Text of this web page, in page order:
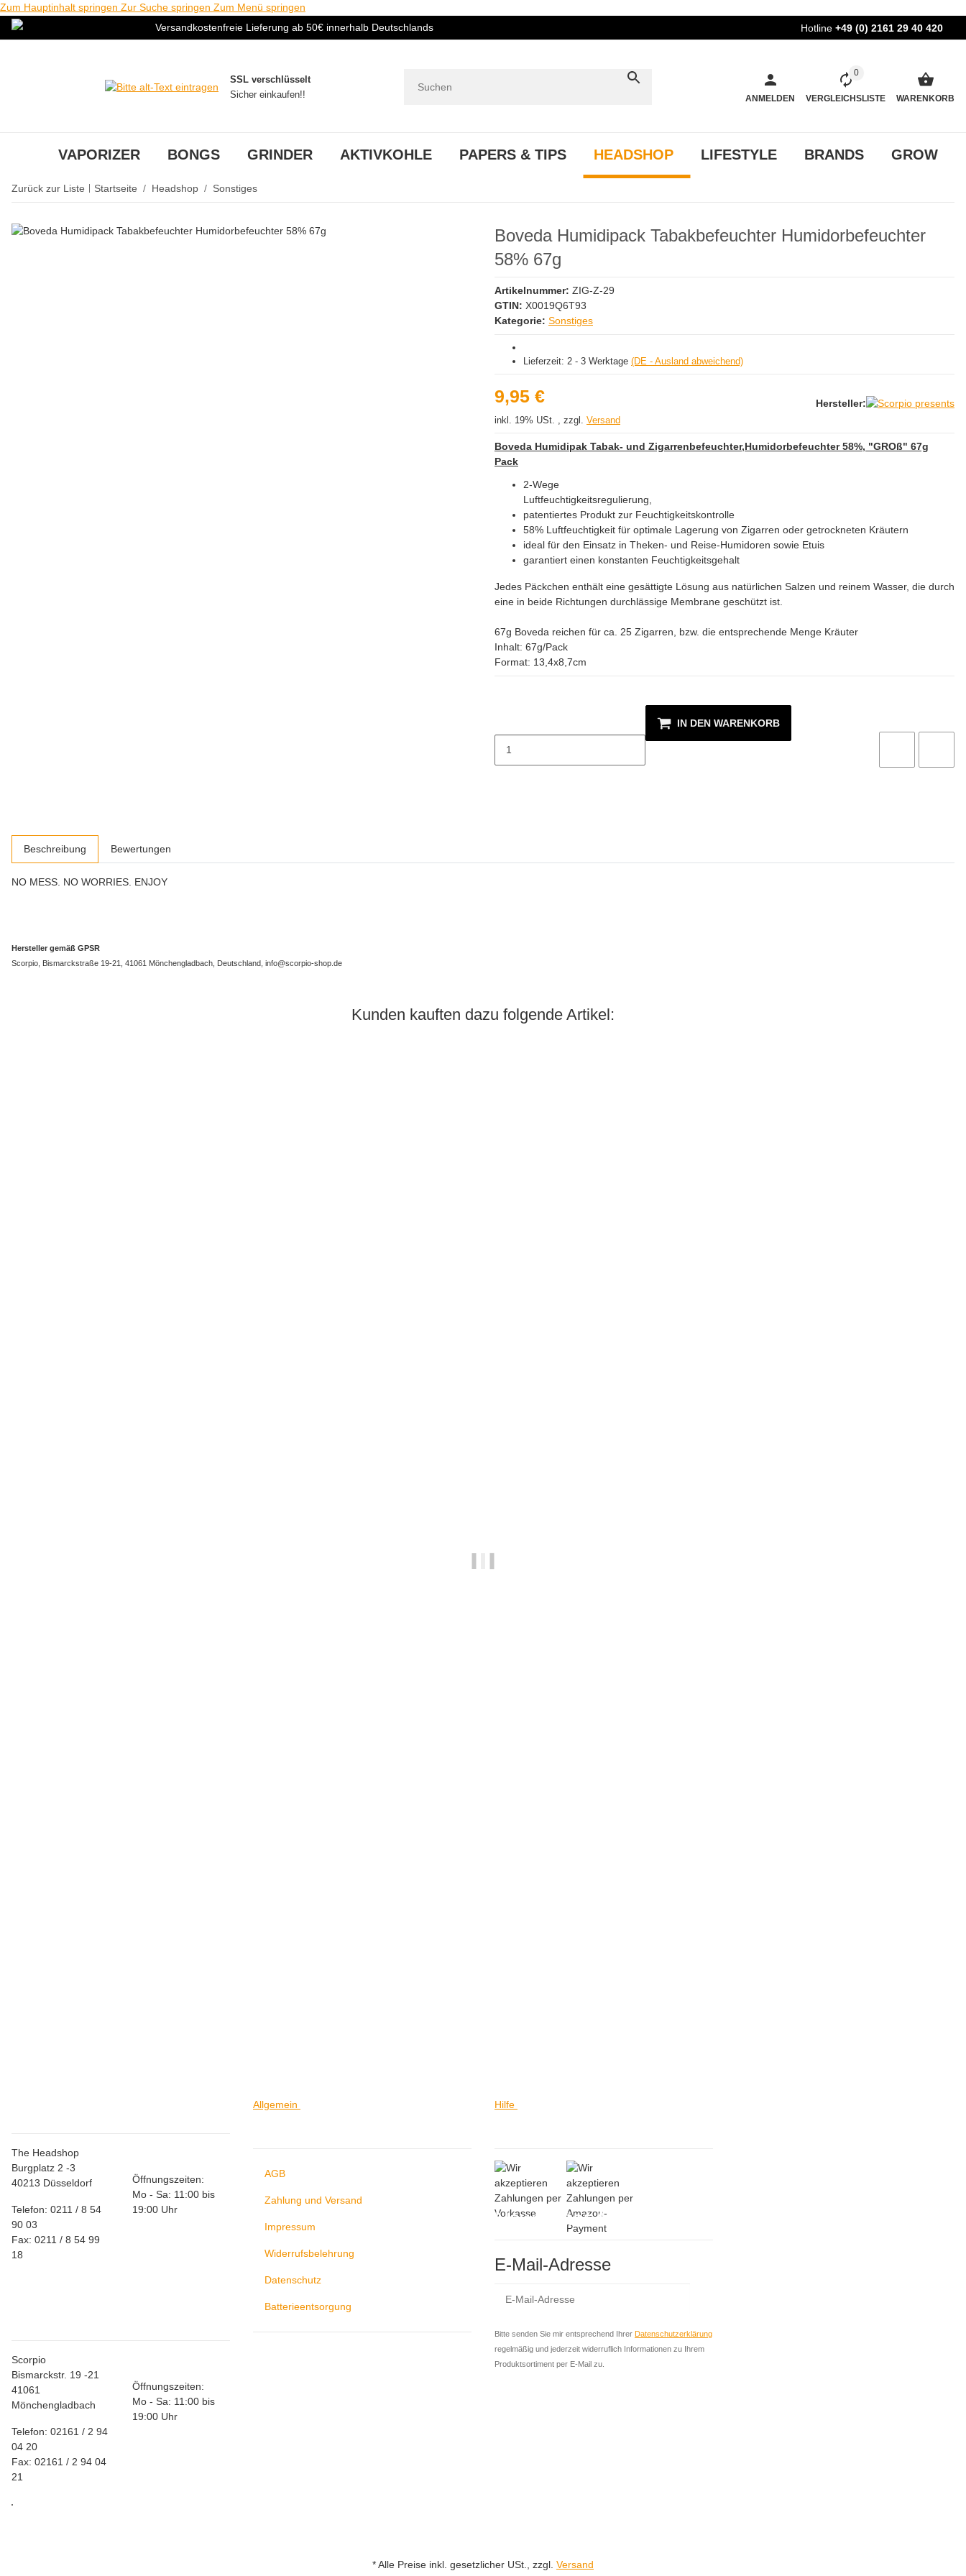
Zum Hauptinhalt springen Zur Suche springen Zum Menü springen
Versandkostenfreie Lieferung ab 50€ innerhalb Deutschlands
Hotline +49 (0) 2161 29 40 420
SSL verschlüsselt
Sicher einkaufen!!
ANMELDEN
0
VERGLEICHSLISTE WARENKORB
VAPORIZER BONGS GRINDER AKTIVKOHLE PAPERS & TIPS HEADSHOP LIFESTYLE BRANDS GROW
Zurück zur Liste Startseite Headshop Sonstiges
Boveda Humidipack Tabakbefeuchter Humidorbefeuchter
58% 67g
Artikelnummer: ZIG-Z-29
GTIN: X0019Q6T93
Kategorie: Sonstiges
Lieferzeit: 2 - 3 Werktage (DE - Ausland abweichend)
9,95 €
inkl. 19% USt. , zzgl. Versand
Hersteller:
Boveda Humidipak Tabak- und Zigarrenbefeuchter,Humidorbefeuchter 58%, "GROß" 67g
Pack
2-Wege
patentiertes Produkt zur Feuchtigkeitskontrolle
58% Luftfeuchtigkeit für optimale Lagerung von Zigarren oder getrockneten Kräutern
ideal für den Einsatz in Theken- und Reise-Humidoren sowie Etuis
garantiert einen konstanten Feuchtigkeitsgehalt
Jedes Päckchen enthält eine gesättigte Lösung aus natürlichen Salzen und reinem Wasser, die durch
eine in beide Richtungen durchlässige Membrane geschützt ist.
67g Boveda reichen für ca. 25 Zigarren, bzw. die entsprechende Menge Kräuter
Inhalt: 67g/Pack
Format: 13,4x8,7cm
IN DEN WARENKORB
Beschreibung Bewertungen
NO MESS. NO WORRIES. ENJOY
Hersteller gemäß GPSR
Scorpio, Bismarckstraße 19-21, 41061 Mönchengladbach, Deutschland, info@scorpio-shop.de
Kunden kauften dazu folgende Artikel:
The Headshop
Burgplatz 2 -3
40213 Düsseldorf
Telefon: 0211 / 8 54
90 03
Fax: 0211 / 8 54 99
18
Öffnungszeiten:
Mo - Sa: 11:00 bis
19:00 Uhr
Scorpio
Bismarckstr. 19 -21
41061
Mönchengladbach
Telefon: 02161 / 2 94
04 20
Fax: 02161 / 2 94 04
21
Öffnungszeiten:
Mo - Sa: 11:00 bis
19:00 Uhr
Allgemein
AGB
Zahlung und Versand
Impressum
Widerrufsbelehrung
Datenschutz
Batterieentsorgung
Hilfe
Newsletter Abonnieren
E-Mail-Adresse
Bitte senden Sie mir entsprechend Ihrer Datenschutzerklärung
regelmäßig und jederzeit widerruflich Informationen zu Ihrem
Produktsortiment per E-Mail zu.
* Alle Preise inkl. gesetzlicher USt., zzgl. Versand